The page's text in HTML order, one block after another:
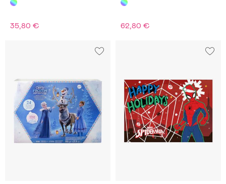
35,80 € 62,80 €